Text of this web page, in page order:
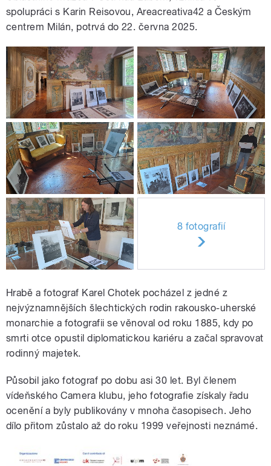
spolupráci s Karin Reisovou, Areacreativa42 a Českým
centrem Milán, potrvá do 22. června 2025.
8 fotografií
Hrabě a fotograf Karel Chotek pocházel z jedné z
nejvýznamnějších šlechtických rodin rakousko-uherské
monarchie a fotografii se věnoval od roku 1885, kdy po
smrti otce opustil diplomatickou kariéru a začal spravovat
rodinný majetek.
Působil jako fotograf po dobu asi 30 let. Byl členem
vídeňského Camera klubu, jeho fotografie získaly řadu
ocenění a byly publikovány v mnoha časopisech. Jeho
dílo přitom zůstalo až do roku 1999 veřejnosti neznámé.